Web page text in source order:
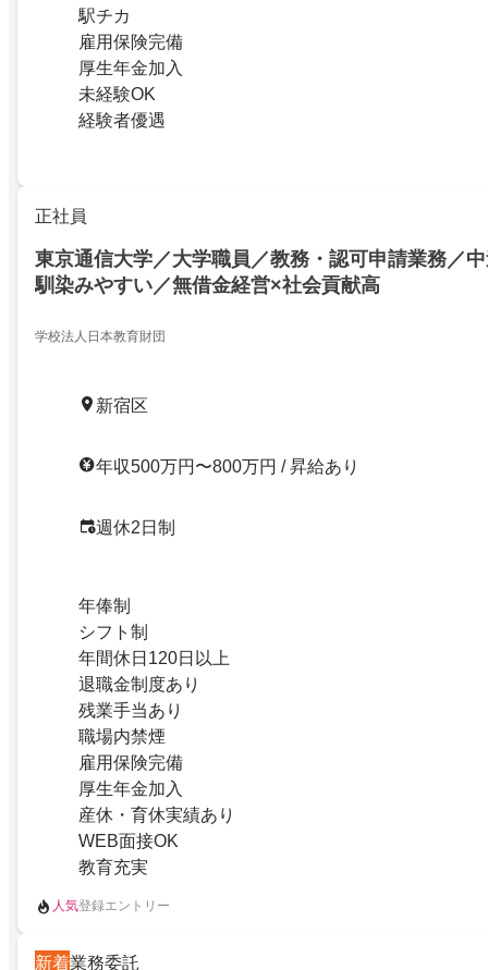
駅チカ
雇用保険完備
厚生年金加入
未経験OK
経験者優遇
正社員
東京通信大学／大学職員／教務・認可申請業務／
馴染みやすい／無借金経営×社会貢献高
学校法人日本教育財団
新宿区
年収500万円〜800万円 / 昇給あり
週休2日制
年俸制
シフト制
年間休日120日以上
退職金制度あり
残業手当あり
職場内禁煙
雇用保険完備
厚生年金加入
産休・育休実績あり
WEB面接OK
教育充実
人気登録エントリー
新着業務委託